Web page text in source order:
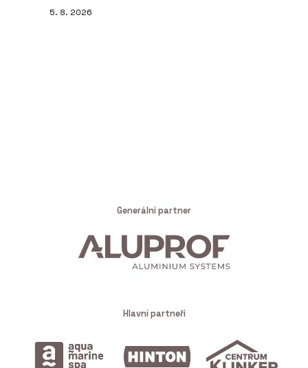
5. 8. 2026
Generální partner
Hlavní partneři